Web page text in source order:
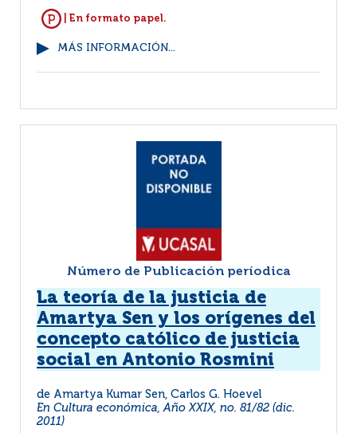
| En formato papel.
MÁS INFORMACIÓN...
Número de Publicación períodica
La teoría de la justicia de
Amartya Sen y los orígenes del
concepto católico de justicia
social en Antonio Rosmini
de Amartya Kumar Sen, Carlos G. Hoevel
En Cultura económica, Año XXIX, no. 81/82 (dic.
2011)